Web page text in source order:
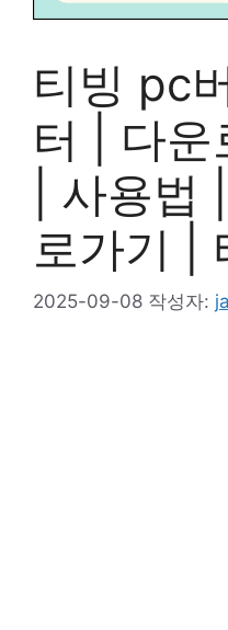
티빙 pc
터 | 다운
| 사용
로가기 |
2025-09-08 작성자: